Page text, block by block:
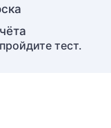
тест.